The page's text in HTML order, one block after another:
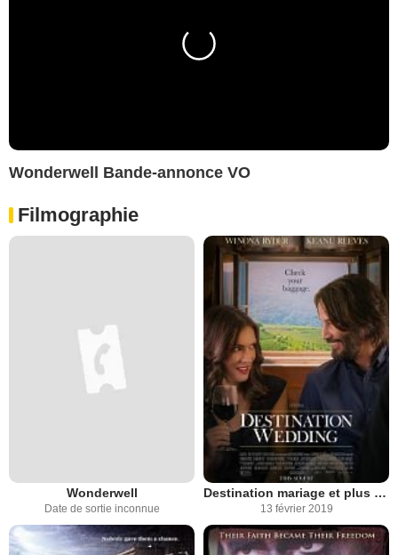
Wonderwell Bande-annonce VO
Filmographie
Wonderwell
Date de sortie inconnue
Destination mariage et plus si affinités...
13 février 2019